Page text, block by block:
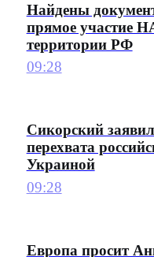
Найдены
прямое участие
территории РФ
09:28
Сикорский
перехвата
Украиной
09:28
Европа просит